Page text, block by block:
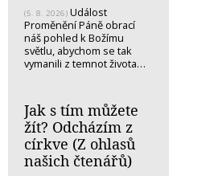
(5. 8. 2026) Událost
Proměnění Páně obrací
náš pohled k Božímu
světlu, abychom se tak
vymanili z temnot života…
Jak s tím můžete
žít? Odcházím z
církve (Z ohlasů
našich čtenářů)